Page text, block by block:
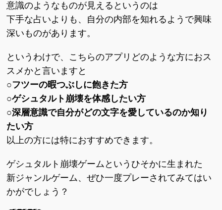
意識のようなものが見えるというのは
下手な占いよりも、自分の内部を知れるようで興味
深いものがあります。
というわけで、こちらのアプリどのような方におス
スメかと言いますと
○フツーの暇つぶしに飽きた方
○ゲシュタルト崩壊を体感したい方
○深層意識で自分がどの文字を愛しているのか知り
たい方
以上の方には特におすすめできます。
ゲシュタルト崩壊ゲームというひそかに生まれた
新ジャンルゲーム、ぜひ一度プレーされてみてはい
かがでしょう？